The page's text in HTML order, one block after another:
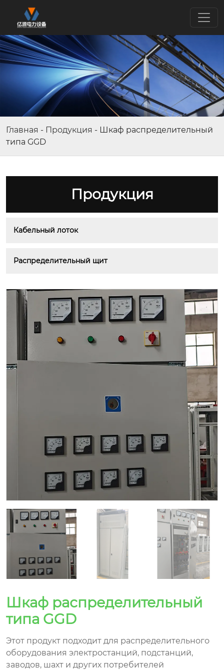
Главная - Продукция - Шкаф распределительный
типа GGD
Продукция
Кабельный лоток
Распределительный щит
Шкаф распределительный
типа GGD
Этот продукт подходит для распределительного
оборудования электростанций, подстанций,
заводов, шахт и других потребителей